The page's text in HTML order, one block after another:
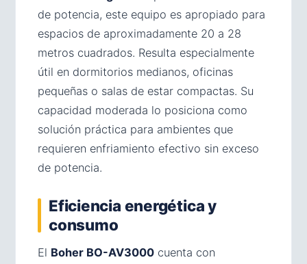
de potencia, este equipo es apropiado para
espacios de aproximadamente 20 a 28
metros cuadrados. Resulta especialmente
útil en dormitorios medianos, oficinas
pequeñas o salas de estar compactas. Su
capacidad moderada lo posiciona como
solución práctica para ambientes que
requieren enfriamiento efectivo sin exceso
de potencia.
Eficiencia energética y
consumo
El Boher BO-AV3000 cuenta con